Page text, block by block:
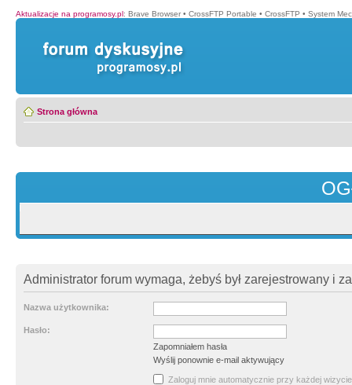
Aktualizacje na programosy.pl: Brave Browser • CrossFTP Portable • CrossFTP • System
Strona główna
Administrator forum wymaga, żebyś był zarejestrowany i
Nazwa użytkownika:
Hasło:
Zapomniałem hasła
Wyślij ponownie e-mail aktywujący
Zaloguj mnie automatycznie przy każdej wizycie